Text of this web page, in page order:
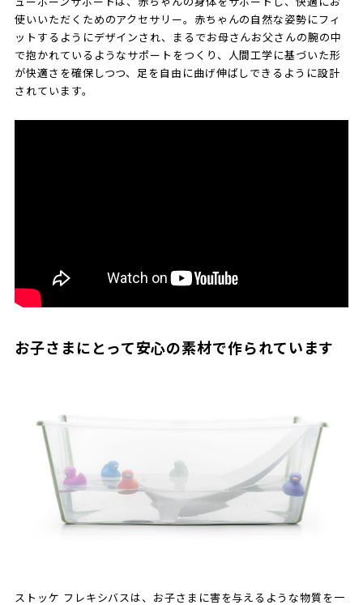
使いいただくためのアクセサリー。赤ちゃんの自然な姿勢にフィ
ットするようにデザインされ、まるでお母さんお父さんの腕の中
で抱かれているようなサポートをつくり、人間工学に基づいた形
が快適さを確保しつつ、足を自由に曲げ伸ばしできるように設計
されています。
お子さまにとって安心の素材で作られています
ストッケ フレキシバスは、お子さまに害を与えるような物質を一